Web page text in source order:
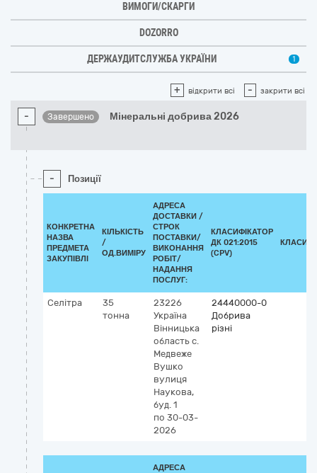
ВИМОГИ/СКАРГИ
DOZORRO
ДЕРЖАУДИТСЛУЖБА УКРАЇНИ 1
+ відкрити всі - закрити всі
- Завершено Мінеральні добрива 2026
- Позиції
КОНКРЕТНА
НАЗВА
ПРЕДМЕТА
ЗАКУПІВЛІ
КІЛЬКІСТЬ
/
ОД.ВИМІРУ
АДРЕСА
ДОСТАВКИ /
СТРОК
ПОСТАВКИ/
ВИКОНАННЯ
РОБІТ/
НАДАННЯ
ПОСЛУГ:
КЛАСИФІКАТОР
ДК 021:2015
(CPV)
Селітра
35
тонна
23226
Україна
Вінницька
область c.
Медвеже
Вушко
вулиця
Наукова,
буд. 1
по 30-03-
2026
24440000-0
Добрива
різні
АДРЕСА